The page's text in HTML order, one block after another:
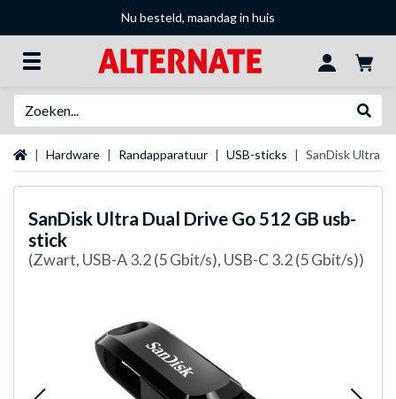
Nu besteld, maandag in huis
Startpagina
Hardware Randapparatuur USB-sticks SanDisk Ultra
SanDisk Ultra Dual Drive Go 512 GB usb-
stick
(Zwart, USB-A 3.2 (5 Gbit/s), USB-C 3.2 (5 Gbit/s))